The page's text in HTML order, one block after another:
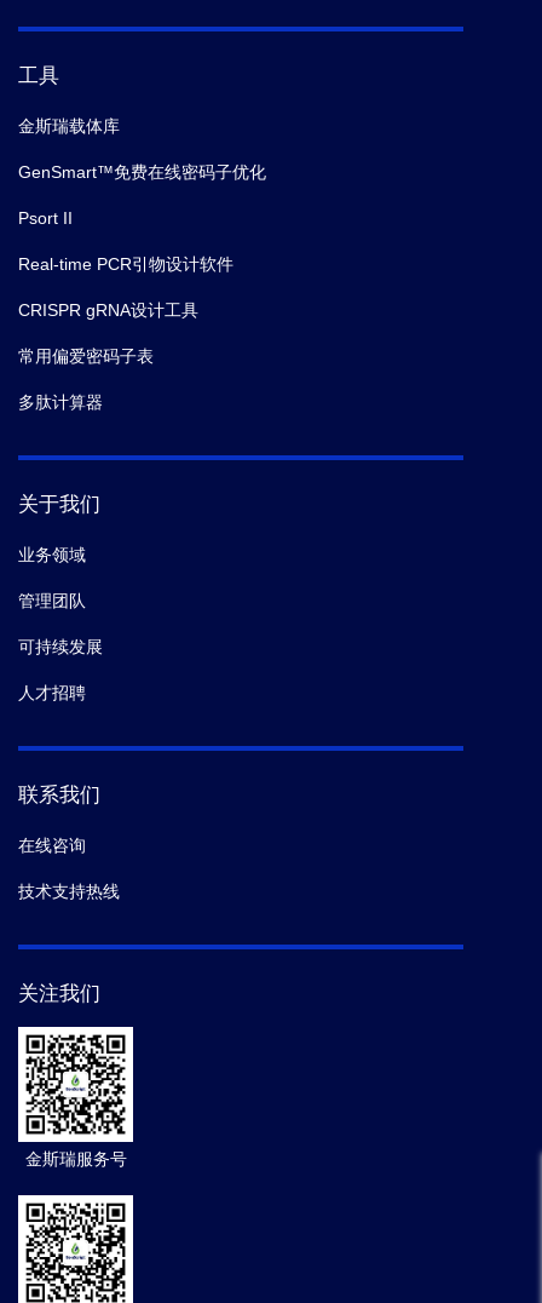
工具
金斯瑞载体库
GenSmart™免费在线密码子优化
Psort II
Real-time PCR引物设计软件
CRISPR gRNA设计工具
常用偏爱密码子表
多肽计算器
关于我们
业务领域
管理团队
可持续发展
人才招聘
联系我们
在线咨询
技术支持热线
关注我们
金斯瑞服务号